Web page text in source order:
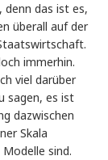
denn das ist es,
überall auf der
immerhin.
viel darüber
sagen, es ist
dazwischen
Skala
sind.